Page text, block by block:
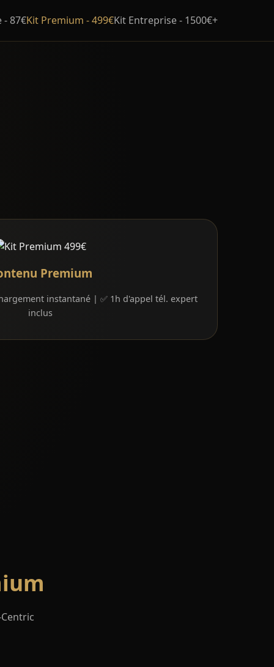
- 87€Kit Premium - 499€Kit Entreprise - 1500€+
Premium
instantané | ✅ 1h d'appel tél. expert
inclus